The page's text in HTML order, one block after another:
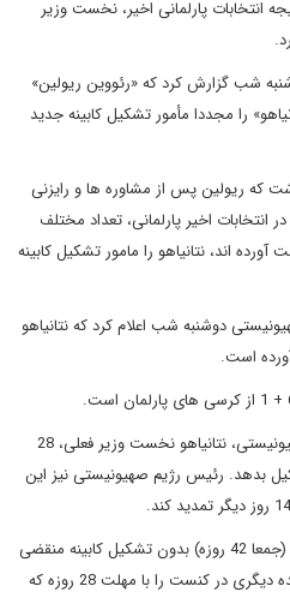
پارلمانی اخیر، نخست وزیر
شب گزارش کرد که «رئووین ریولین»
را مجددا مأمور تشکیل کابینه جدید
که ریولین پس از مشاوره ها و رایزنی
انتخابات اخیر پارلمانی، تعداد مختلف
اند، نتانیاهو را مامور تشکیل کابینه
دوشنبه شب اعلام کرد که نتانیاهو
طبق قانون تشکیل کابینه در رژیم صهیونیستی، نتانیاهو نخست وزیر فعلی، 28
بدهد. رئیس رژیم صهیونیستی نیز این
در صورتی که دو مهلت 28 و 14 روزه (جمعا 42 روزه) بدون تشکیل کابینه منقضی
شود، رئیس این رژیم می تواند نماینده دیگری در کنست را با مهلت 28 روزه که